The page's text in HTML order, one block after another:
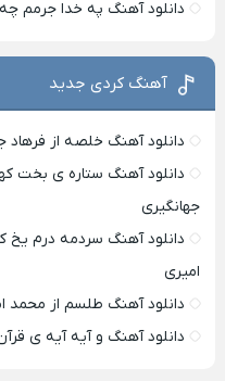
دانلود آهنگ په خدا جرمم
آهنگ کردی جدید
دانلود آهنگ خلصه از فرهاد
دانلود آهنگ ستاره ی بخت
جهانگیری
دانلود آهنگ سردمه درم
امیری
دانلود آهنگ طلسم از محمد
دانلود آهنگ و آیه آیه ی